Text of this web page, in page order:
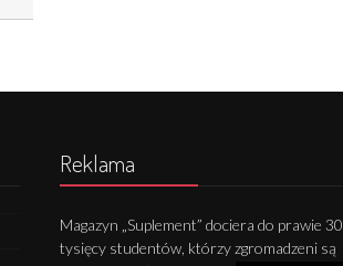
Reklama
Magazyn „Suplement” dociera do prawie 30
tysięcy studentów, którzy zgromadzeni są